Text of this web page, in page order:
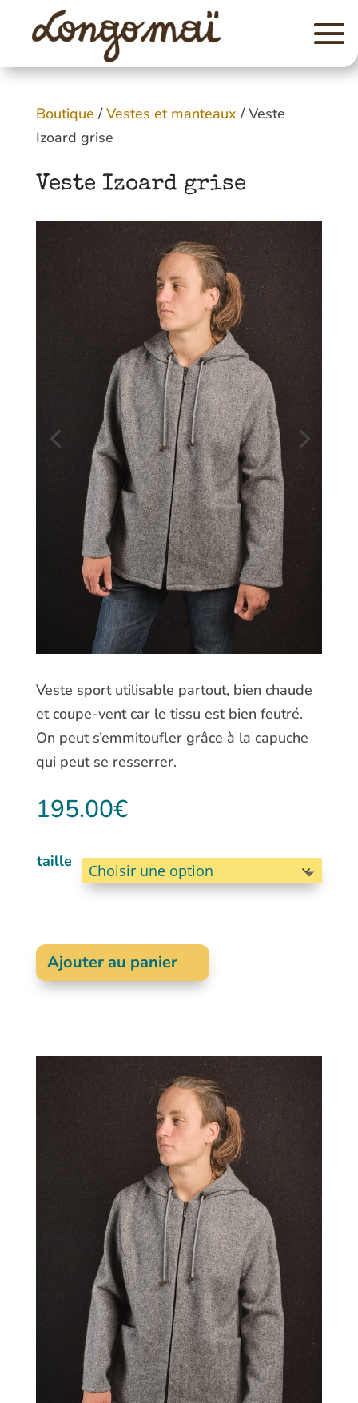
Boutique /Vestes et manteaux / Veste
Izoard grise
Veste Izoard grise
Veste sport utilisable partout, bien chaude
et coupe-vent car le tissu est bien feutré.
On peut s’emmitoufler grâce à la capuche
qui peut se resserrer.
195.00€
taille
Ajouter au panier